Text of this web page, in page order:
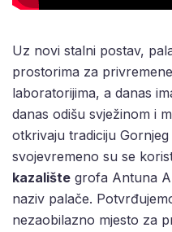
Uz novi stalni postav,
prostorima za
laboratorijima, a danas
danas odišu svježinom i
otkrivaju tradiciju
svojevremeno su se
kazalište grofa Antuna
naziv palače.
nezaobilazno mjesto za